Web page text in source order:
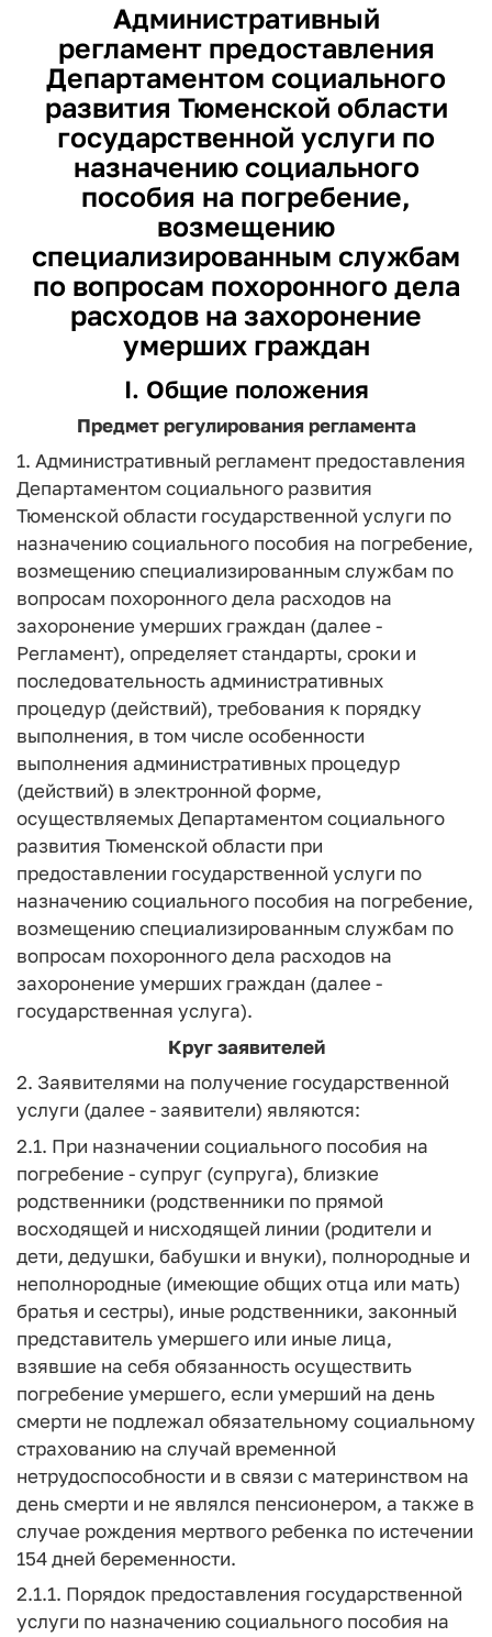
Административный
регламент предоставления
Департаментом социального
развития Тюменской области
государственной услуги по
назначению социального
пособия на погребение,
возмещению
специализированным службам
по вопросам похоронного дела
расходов на захоронение
умерших граждан
I. Общие положения
Предмет регулирования регламента
1. Административный регламент предоставления
Департаментом социального развития
Тюменской области государственной услуги по
назначению социального пособия на погребение,
возмещению специализированным службам по
вопросам похоронного дела расходов на
захоронение умерших граждан (далее -
Регламент), определяет стандарты, сроки и
последовательность административных
процедур (действий), требования к порядку
выполнения, в том числе особенности
выполнения административных процедур
(действий) в электронной форме,
осуществляемых Департаментом социального
развития Тюменской области при
предоставлении государственной услуги по
назначению социального пособия на погребение,
возмещению специализированным службам по
вопросам похоронного дела расходов на
захоронение умерших граждан (далее -
государственная услуга).
Круг заявителей
2. Заявителями на получение государственной
услуги (далее - заявители) являются:
2.1. При назначении социального пособия на
погребение - супруг (супруга), близкие
родственники (родственники по прямой
восходящей и нисходящей линии (родители и
дети, дедушки, бабушки и внуки), полнородные и
неполнородные (имеющие общих отца или мать)
братья и сестры), иные родственники, законный
представитель умершего или иные лица,
взявшие на себя обязанность осуществить
погребение умершего, если умерший на день
смерти не подлежал обязательному социальному
страхованию на случай временной
нетрудоспособности и в связи с материнством на
день смерти и не являлся пенсионером, а также в
случае рождения мертвого ребенка по истечении
154 дней беременности.
2.1.1. Порядок предоставления государственной
услуги по назначению социального пособия на